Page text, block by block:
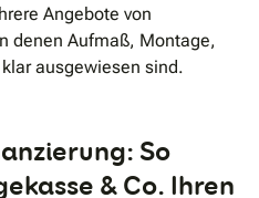
Angebote von
denen Aufmaß, Montage,
ausgewiesen sind.
So
& Co. Ihren